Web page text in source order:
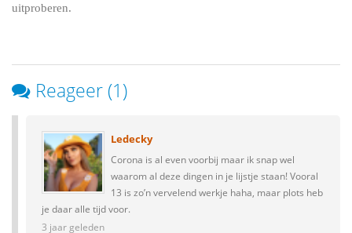
uitproberen.
Reageer (1)
Ledecky
Corona is al even voorbij maar ik snap wel
waarom al deze dingen in je lijstje staan! Vooral
13 is zo’n vervelend werkje haha, maar plots heb
je daar alle tijd voor.
3 jaar geleden